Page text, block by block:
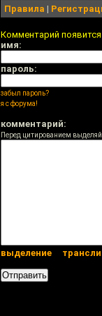
Правила |
Комментарий
имя:
пароль:
забыл пароль?
я с форума!
комментарий:
Перед цитированием
выделение